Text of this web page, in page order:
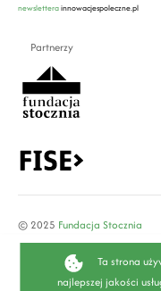
newsletterainnowacjespoleczne.pl
Partnerzy
© 2025 Fundacja Stocznia
Ta strona
najlepszej jakości